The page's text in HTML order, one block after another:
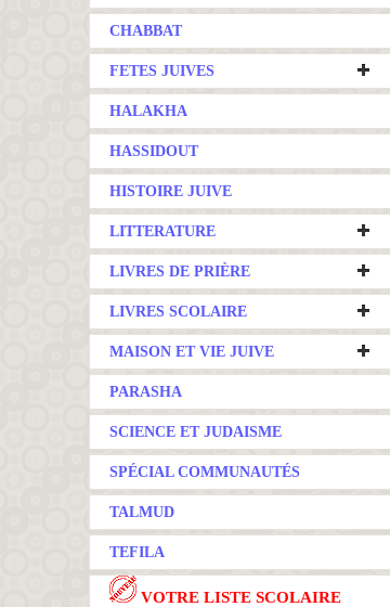
CHABBAT
FETES JUIVES
HALAKHA
HASSIDOUT
HISTOIRE JUIVE
LITTERATURE
LIVRES DE PRIÈRE
LIVRES SCOLAIRE
MAISON ET VIE JUIVE
PARASHA
SCIENCE ET JUDAISME
SPÉCIAL COMMUNAUTÉS
TALMUD
TEFILA
VOTRE LISTE SCOLAIRE